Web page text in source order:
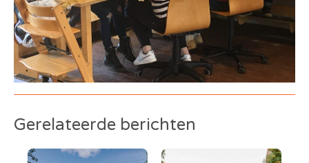
Gerelateerde berichten